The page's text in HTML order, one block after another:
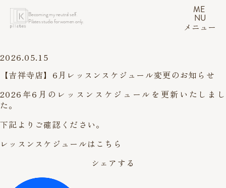
Becoming my neutral self.
Pilates studio for women only.
ME
NU
メニュー
2026.05.15
【吉祥寺店】6月レッスンスケジュール変更のお知らせ
2026年6月のレッスンスケジュールを更新いたしまし
た。
下記よりご確認ください。
レッスンスケジュールはこちら
シェアする